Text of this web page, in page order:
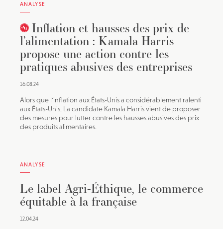
ANALYSE
Inflation et hausses des prix de
l’alimentation : Kamala Harris
propose une action contre les
pratiques abusives des entreprises
16.08.24
Alors que l'inflation aux États-Unis a considérablement ralenti
aux États-Unis, La candidate Kamala Harris vient de proposer
des mesures pour lutter contre les hausses abusives des prix
des produits alimentaires.
ANALYSE
Le label Agri-Éthique, le commerce
équitable à la française
12.04.24